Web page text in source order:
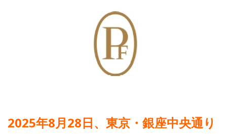
2025年8月28日、東京・銀座中央通り